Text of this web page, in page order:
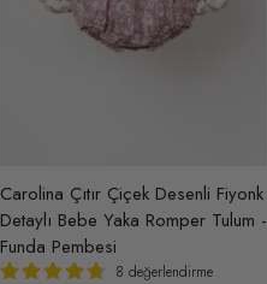
Carolina Çıtır Çiçek Desenli Fiyonk
Detaylı Bebe Yaka Romper Tulum -
Funda Pembesi
8 değerlendirme